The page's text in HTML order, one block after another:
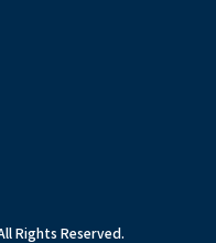
Rights Reserved.